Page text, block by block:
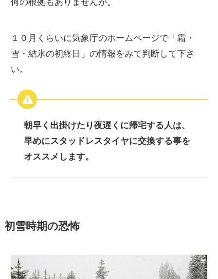
何の根拠もありませんが。
１０月くらいに気象庁のホームページで「霜・
雪・結氷の初終日」の情報をみて判断して下さ
い。
朝早く出掛けたり夜遅くに帰宅する人は、
早めにスタッドレスタイヤに交換する事を
オススメします。
初雪時期の恐怖